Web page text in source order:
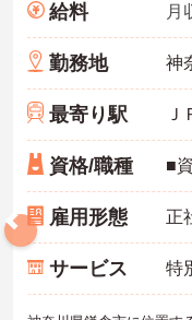
給料
勤務地
最寄り駅
資格/職種
雇用形態 正
サービス